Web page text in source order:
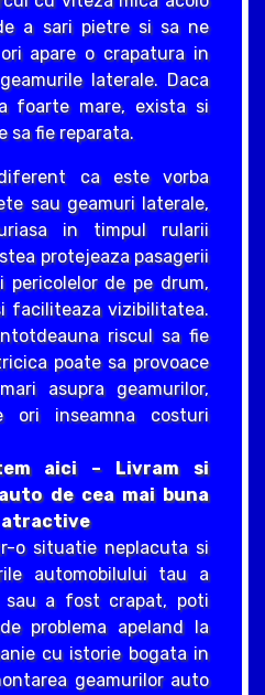
a sari pietre si sa ne
apare o crapatura in
laterale. Daca
foarte mare, exista si
sa fie reparata.
ca este vorba
sau geamuri laterale,
in timpul rularii
protejeaza pasagerii
pericolelor de pe drum,
faciliteaza vizibilitatea.
riscul sa fie
poate sa provoace
asupra geamurilor,
inseamna costuri
aici – Livram si
de cea mai buna
atractive
o situatie neplacuta si
automobilului tau a
sau a fost crapat, poti
problema apeland la
cu istorie bogata in
geamurilor auto